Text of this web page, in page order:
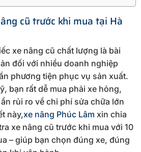
cũ trước khi mua tại Hà
xe nâng cũ chất lượng là bài
đối với nhiều doanh nghiệp
phương tiện phục vụ sản xuất.
bạn rất dễ mua phải xe hỏng,
rủi ro về chi phí sửa chữa lớn
này,xe nâng Phúc Lâm xin chia
xe nâng cũ trước khi mua với 10
– giúp bạn chọn đúng xe, đúng